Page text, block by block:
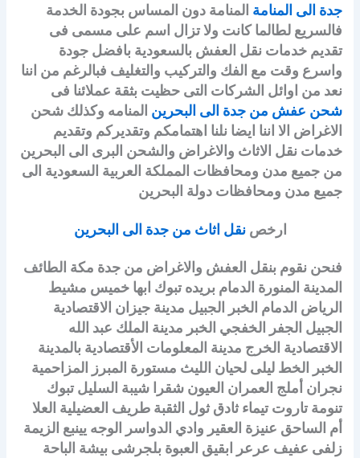
جدة الى المنامة المنامة دون المساس بجودة الخدمة
فالسريع لطالما كانت ولا تزال اسم على مسمى فى
تقديم خدمات نقل العفش بالسعودية بافضل جودة
واسرع وقت مع الفك والتركيب والتغليف فبالرغم من اننا
نعد من اوائل الشركات التى حظيت بثقة عملائنا فى
شحن عفش من جدة الى البحرين المنامه وكذلك شحن
الاغراض الا اننا ايضا نلنا اهتمامكم وتقديركم وتقديم
خدمات نقل الاثاث والاغراض والشحن البرى الى البحرين
من جميع مدن ومحافظات المملكة العربية السعودية الى
جميع مدن ومحافظات دولة البحرين
ارخصنقل اثاث من جدة الى البحرين
فنحن نقوم بنقل العفش والاغراض من جدة مكة الطائف
المدينة المنورة الدمام بريده تبوك ابها خميس مشيط
الرياض الدمام الخبر الجبيل مدينة جيزان الاقتصادية
الجبيل الجفر الخفجي الخبر مدينة الملك عبد الله
الاقتصادية الخرج مدينة المعلومات الأقتصادية بالمدينة
الخبر الخط ليلى لحيان الليث مستورة المبرز المزاحمية
نجران أملج العمران العيون شقرا شيبة السليل تبوك
تنومة تاروت تيماء ثادق ثول الثقبة طريف العضيلية العلا
أم الساحق عنيزة العقير وادي الدواسر الوجه يينبع الزيمة
زلفى عفيف عرعر ابقيق العبوة بلجرشى بيشة الباحة